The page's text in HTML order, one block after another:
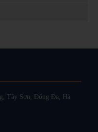
Tây Sơn, Đống Đa, Hà